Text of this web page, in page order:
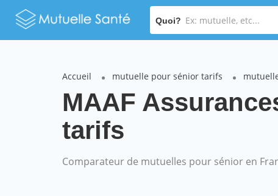
Quoi?
Accueil mutuelle pour sénior tarifs
MAAF
tarifs
Comparateur de mutuelles pour sénior en